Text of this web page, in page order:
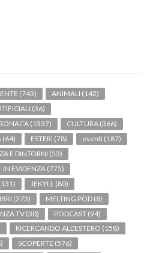
(743) ANIMALI (142)
(36)
(1337) CULTURA (366)
(64) ESTERI (78) eventi (187)
E DINTORNI (53)
IN EVIDENZA (775)
JEKYLL (80)
(273) MELTING POD (8)
TV (30) PODCAST (94)
RICERCANDO ALL'ESTERO (158)
SCOPERTE (576)